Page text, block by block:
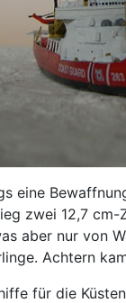
eine
zwei 12,7
aber nur von
Achtern
für die